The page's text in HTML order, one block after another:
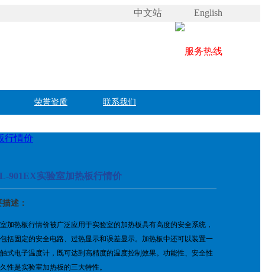
中文站 English
荣誉资质 联系我们
行情价
901EX实验室加热板行情价
述：
加热板行情价被广泛应用于实验室的加热板具有高度的安全系统，
括固定的安全电路、过热显示和误差显示。加热板中还可以装置一
式电子温度计，既可达到高精度的温度控制效果。功能性、安全性
性是实验室加热板的三大特性。